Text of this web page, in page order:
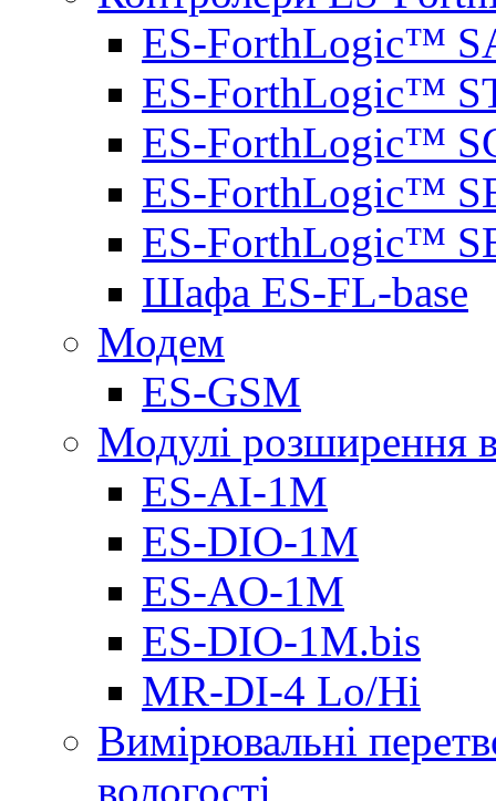
ES-ForthLogic™
ES-ForthLogic™
ES-ForthLogic™
ES-ForthLogic™
ES-ForthLogic™
Шафа ES-FL-base
Модем
ES-GSM
Модулі розширення
ES-AI-1M
ES-DIO-1М
ES-AO-1М
ES-DIO-1M.bis
MR-DI-4 Lo/Hi
Вимірювальні
вологості